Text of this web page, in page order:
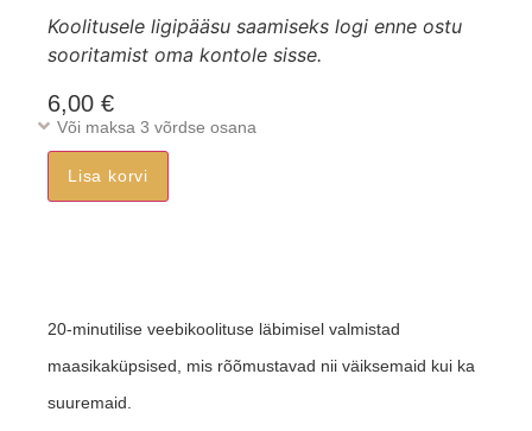
Koolitusele ligipääsu saamiseks logi enne ostu
sooritamist oma kontole sisse.
6,00 €
Või maksa 3 võrdse osana
Lisa korvi
20-minutilise veebikoolituse läbimisel valmistad
maasikaküpsised, mis rõõmustavad nii väiksemaid kui ka
suuremaid.